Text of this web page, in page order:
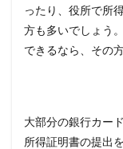
ったり、役所で所
方も多いでしょう
できるなら、その
大部分の銀行カー
所得証明書の提出